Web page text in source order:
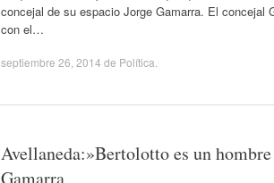
concejal de su espacio Jorge Gamarra. El
con el…
septiembre 26, 2014 de Política
Avellaneda:»Bertolotto es un
Gamarra